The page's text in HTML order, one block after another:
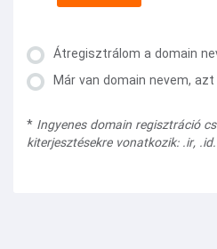
Átregisztrálom a domain
Már van domain nevem,
* Ingyenes domain regisztráció
kiterjesztésekre vonatkozik: .ir,